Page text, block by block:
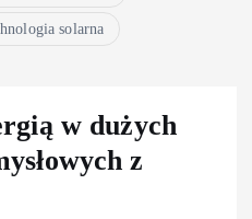
solarna
w dużych
z